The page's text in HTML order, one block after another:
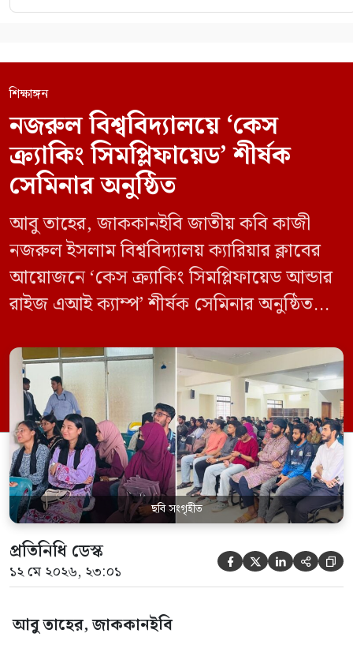
শিক্ষাঙ্গন
নজরুল বিশ্ববিদ্যালয়ে ‘কেস
ক্র্যাকিং সিমপ্লিফায়েড’ শীর্ষক
সেমিনার অনুষ্ঠিত
আবু তাহের, জাককানইবি জাতীয় কবি কাজী
নজরুল ইসলাম বিশ্ববিদ্যালয় ক্যারিয়ার ক্লাবের
আয়োজনে ‘কেস ক্র্যাকিং সিমপ্লিফায়েড আন্ডার
রাইজ এআই ক্যাম্প’ শীর্ষক সেমিনার অনুষ্ঠিত
কেন্দ্রীয় লাইব্রেরির নবযুগ কনফারেন্স রুমে এ
সেমিনারের আয়োজন করা হয়। এআই ক্যাম্পের
উদ্যোগে আয়োজিত সেমিনারে প্রধান আলোচক
হিসেবে উপস্থিত ছিলেন রাইজের ডিজিটাল গ্রোথ
হ্যাক ম্যানেজার মো. ইয়াসিন আরাফাত। […]
ছবি সংগৃহীত
প্রতিনিধি ডেস্ক
১২ মে ২০২৬, ২৩:০১     
আবু তাহের, জাককানইবি